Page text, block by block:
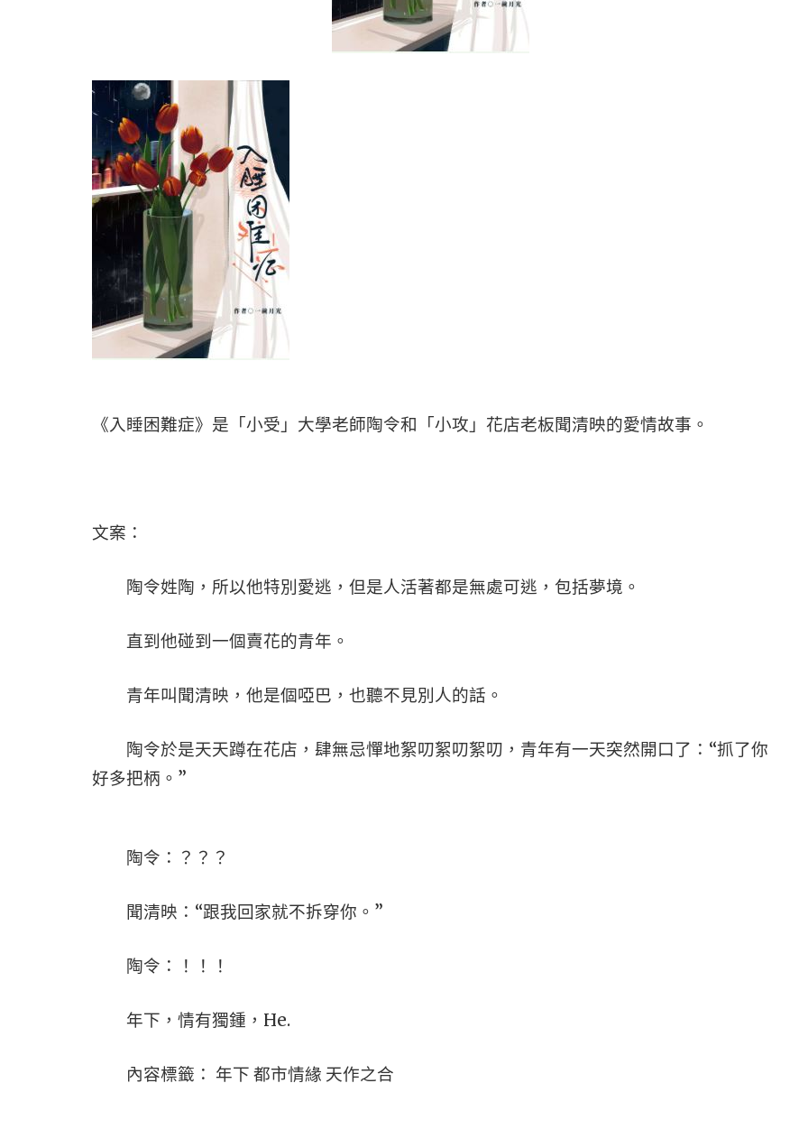
《入睡困難症》是「小受」大學老師陶令和「小攻」花店老板聞清映的愛情故事。
文案：
陶令姓陶，所以他特別愛逃，但是人活著都是無處可逃，包括夢境。
直到他碰到一個賣花的青年。
青年叫聞清映，他是個啞巴，也聽不見別人的話。
陶令於是天天蹲在花店，肆無忌憚地絮叨絮叨絮叨，青年有一天突然開口了：“抓了你
好多把柄。”
陶令：？？？
聞清映：“跟我回家就不拆穿你。”
陶令：！！！
年下，情有獨鍾，He.
內容標籤： 年下 都市情緣 天作之合